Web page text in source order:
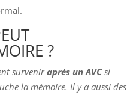
?
surveniraprès un AVCsi
la mémoire. Il y a aussi des